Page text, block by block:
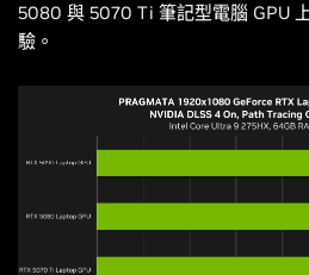
5080 與 5070 Ti 筆記型電腦 GPU
驗。